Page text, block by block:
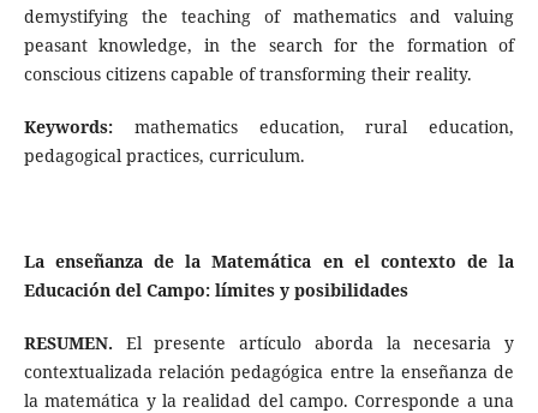
demystifying the teaching of mathematics and valuing
peasant knowledge, in the search for the formation of
conscious citizens capable of transforming their reality.
Keywords:mathematics education, rural education,
pedagogical practices, curriculum.
La enseñanza de la Matemática en el contexto de la
Educación del Campo: límites y posibilidades
RESUMEN. El presente artículo aborda la necesaria y
contextualizada relación pedagógica entre la enseñanza de
la matemática y la realidad del campo. Corresponde a una